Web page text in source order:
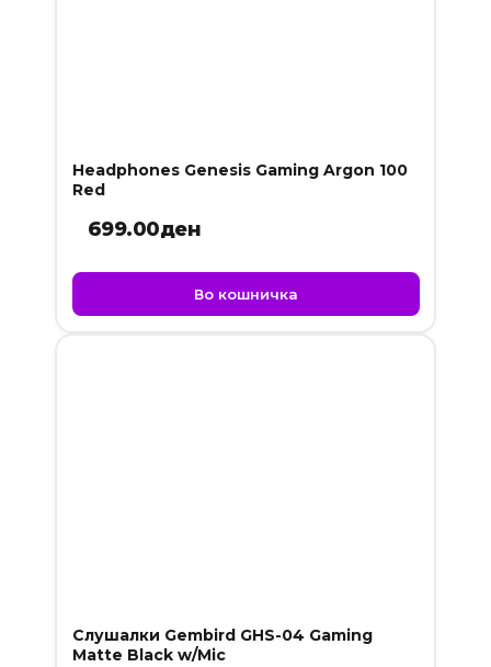
Headphones Genesis Gaming Argon 100
Red
699.00ден
Во кошничка
Слушалки Gembird GHS-04 Gaming
Matte Black w/Mic